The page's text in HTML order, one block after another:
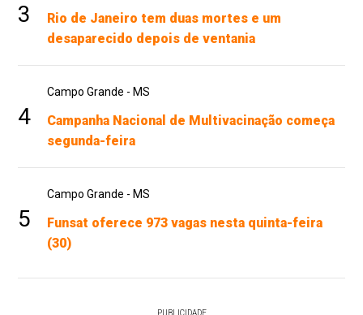
3
Rio de Janeiro tem duas mortes e um
desaparecido depois de ventania
4
Campo Grande - MS
Campanha Nacional de Multivacinação começa
segunda-feira
5
Campo Grande - MS
Funsat oferece 973 vagas nesta quinta-feira
(30)
PUBLICIDADE